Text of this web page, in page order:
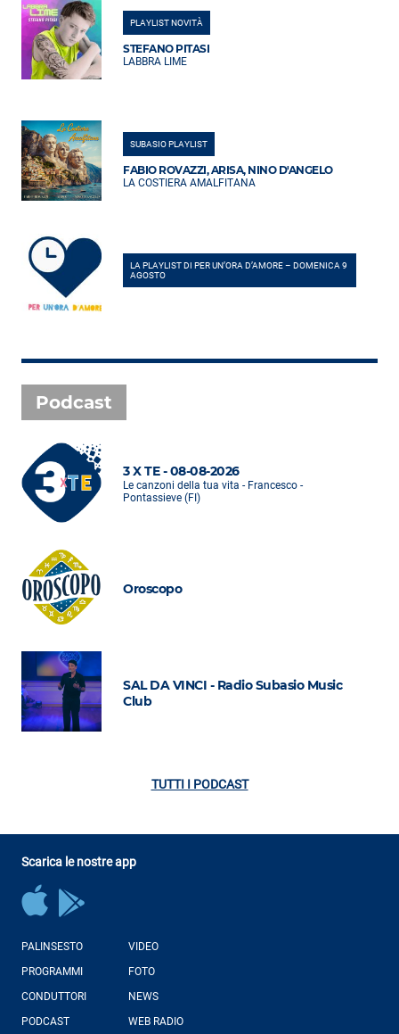
PLAYLIST NOVITÀ
STEFANO PITASI
LABBRA LIME
SUBASIO PLAYLIST
FABIO ROVAZZI, ARISA, NINO D'ANGELO
LA COSTIERA AMALFITANA
LA PLAYLIST DI PER UN’ORA D’AMORE – DOMENICA 9
AGOSTO
Podcast
3 X TE - 08-08-2026
Le canzoni della tua vita - Francesco -
Pontassieve (FI)
Oroscopo
SAL DA VINCI - Radio Subasio Music
Club
TUTTI I PODCAST
Scarica le nostre app
PALINSESTO
PROGRAMMI
CONDUTTORI
PODCAST
VIDEO
FOTO
NEWS
WEB RADIO